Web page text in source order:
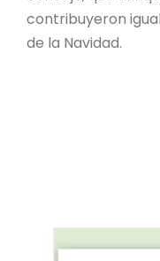
contribuyeron
de la Navidad.